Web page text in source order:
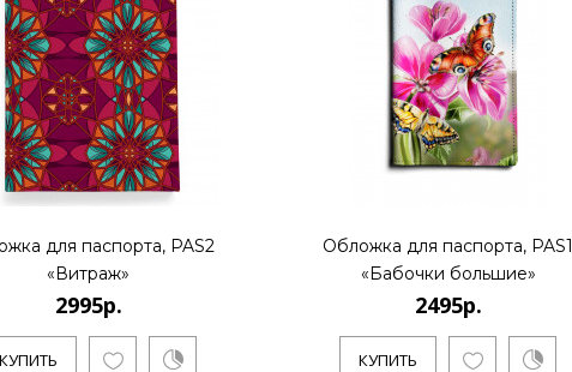
для паспорта, PAS2
«Витраж»
2995р.
КУПИТЬ
Обложка для паспорта, PAS1
«Бабочки большие»
2495р.
КУПИТЬ